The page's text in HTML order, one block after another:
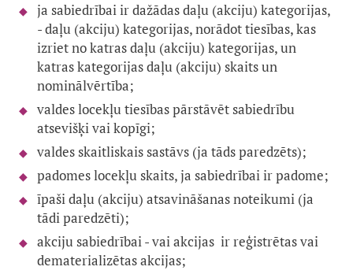
ja sabiedrībai ir dažādas daļu (akciju) kategorijas,
- daļu (akciju) kategorijas, norādot tiesības, kas
izriet no katras daļu (akciju) kategorijas, un
katras kategorijas daļu (akciju) skaits un
nominālvērtība;
valdes locekļu tiesības pārstāvēt sabiedrību
atsevišķi vai kopīgi;
valdes skaitliskais sastāvs (ja tāds paredzēts);
padomes locekļu skaits, ja sabiedrībai ir padome;
īpaši daļu (akciju) atsavināšanas noteikumi (ja
tādi paredzēti);
akciju sabiedrībai - vai akcijas ir reģistrētas vai
dematerializētas akcijas;